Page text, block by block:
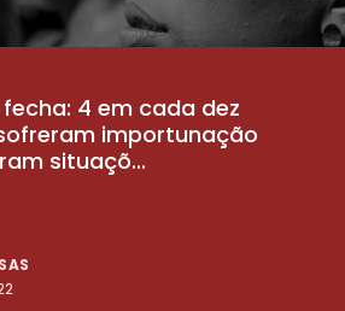
4 em cada dez
importunação
situaçõ...